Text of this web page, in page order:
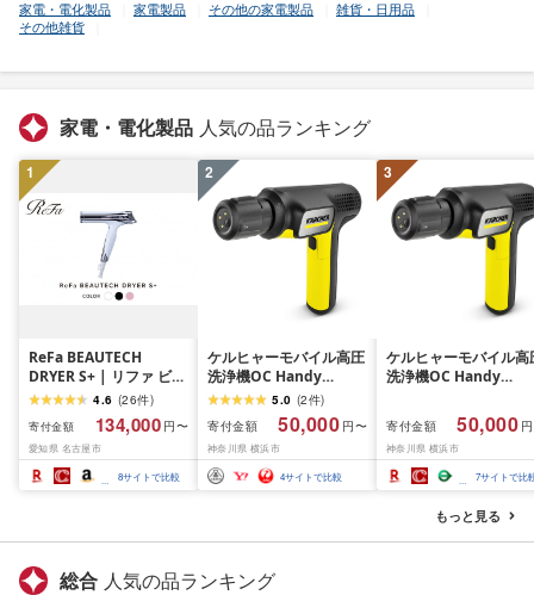
家電・電化製品 家電製品 その他の家電製品
雑貨・日用品
その他雑貨
家電・電化製品 人気の品ランキング
1
ReFa BEAUTECH
DRYER S+ | リファ ビュ
ーテックドライヤー エ
スプラスドライヤー ヘ
アケア 1年保証 おしゃれ
人気 日用品 美容家電 美
容師 人気 おすすめ ギフ
ト 軽量 コンパクト 痛ま
4.6 (26件)
寄付金額 134,000 円〜
愛知県 名古屋市
8サイトで比較
2
ケルヒャーモバイル高圧
洗浄機OC Handy
Compact(ハンディエア)
5.0 (2件)
寄付金額
50,000 円〜
神奈川県 横浜市
4サイトで比較
3
ケルヒャーモバイル高
洗浄機OC Handy
神奈川県 横浜市 生活
電 日用品 人気 おすす
送料無料 掃除 便利 コ
パクト 高圧洗浄機 ポ
タブル清掃 泡洗浄 家
ラク ベランダ掃除
寄付金額 50,000
神奈川県 横浜市
7サイトで比
もっと見る
総合 人気の品ランキング